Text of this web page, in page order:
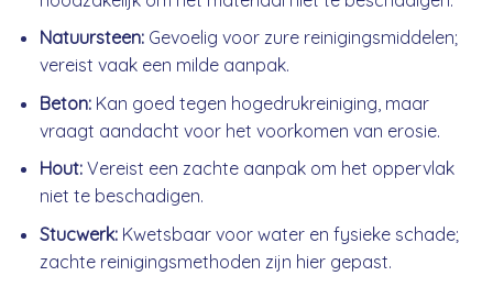
Natuursteen:Gevoelig voor zure reinigingsmiddelen;
vereist vaak een milde aanpak.
Beton:Kan goed tegen hogedrukreiniging, maar
vraagt aandacht voor het voorkomen van erosie.
Hout:Vereist een zachte aanpak om het oppervlak
niet te beschadigen.
Stucwerk:Kwetsbaar voor water en fysieke schade;
zachte reinigingsmethoden zijn hier gepast.